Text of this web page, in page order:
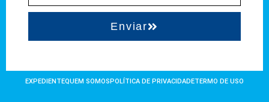
Enviar
EXPEDIENTEQUEM SOMOS POLÍTICA DE PRIVACIDADETERMO DE USO